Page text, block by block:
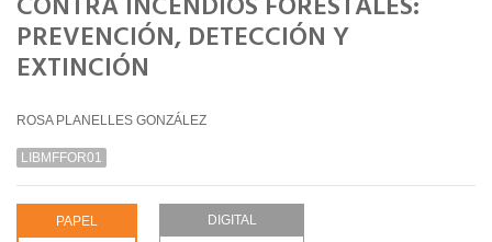
PREVENCIÓN, DETECCIÓN Y
EXTINCIÓN
ROSA PLANELLES GONZÁLEZ
LIBMFFOR01
PAPEL DIGITAL